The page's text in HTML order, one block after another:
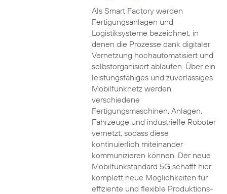
Als Smart Factory werden
Fertigungsanlagen und
Logistiksysteme bezeichnet, in
denen die Prozesse dank digitaler
Vernetzung hochautomatisiert und
selbstorganisiert ablaufen. Über ein
leistungsfähiges und zuverlässiges
Mobilfunknetz werden
verschiedene
Fertigungsmaschinen, Anlagen,
Fahrzeuge und industrielle Roboter
vernetzt, sodass diese
kontinuierlich miteinander
kommunizieren können. Der neue
Mobilfunkstandard 5G schafft hier
komplett neue Möglichkeiten für
effiziente und flexible Produktions-